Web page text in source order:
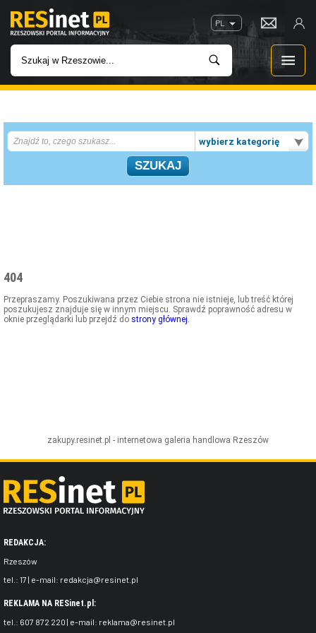
PL
INWESTYCJE
IMPREZY
GASTRONOMIA
wybierz kategorię
404
Przepraszamy. Poszukiwana przez Ciebie strona nie istnieje, lub treść której
poszukujesz znajduje się w innym miejscu. Sprawdź poprawność adresu w
oknie przeglądarki lub przejdź do strony głównej.
zakupy.resinet.pl - internetowa galeria handlowa Rzeszów
REDAKCJA:
Rzeszów
tel.: 17 | e-mail: redakcja@resinet.pl
REKLAMA NA RESinet.pl:
tel.: 607 872 220 | e-mail: reklama@resinet.pl